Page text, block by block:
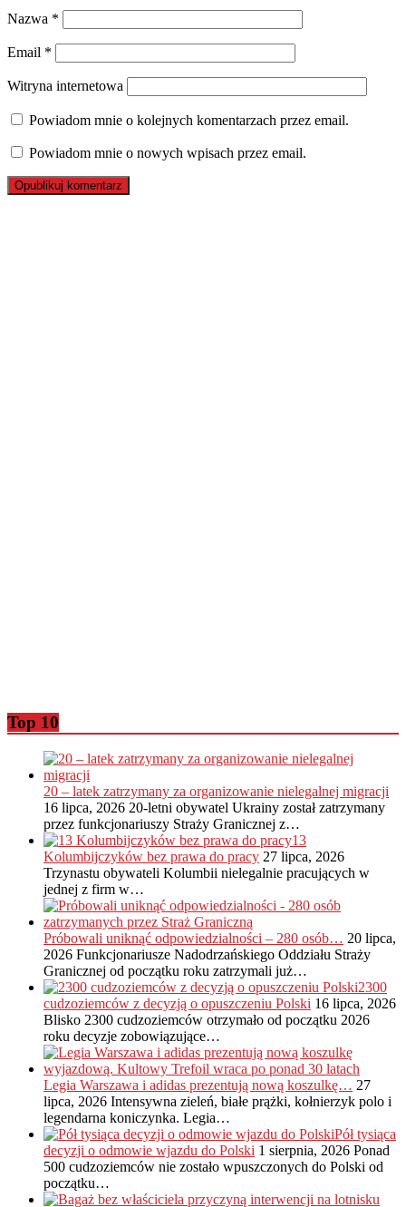
Nazwa *
Email *
Witryna internetowa
Powiadom mnie o kolejnych komentarzach przez email.
Powiadom mnie o nowych wpisach przez email.
Top 10
20 – latek zatrzymany za organizowanie nielegalnej migracji
16 lipca, 2026 20-letni obywatel Ukrainy został zatrzymany
przez funkcjonariuszy Straży Granicznej z…
13
Kolumbijczyków bez prawa do pracy 27 lipca, 2026
Trzynastu obywateli Kolumbii nielegalnie pracujących w
jednej z firm w…
Próbowali uniknąć odpowiedzialności – 280 osób… 20 lipca,
2026 Funkcjonariusze Nadodrzańskiego Oddziału Straży
Granicznej od początku roku zatrzymali już…
2300
cudzoziemców z decyzją o opuszczeniu Polski 16 lipca, 2026
Blisko 2300 cudzoziemców otrzymało od początku 2026
roku decyzje zobowiązujące…
Legia Warszawa i adidas prezentują nową koszulkę… 27
lipca, 2026 Intensywna zieleń, białe prążki, kołnierzyk polo i
legendarna koniczynka. Legia…
Pół tysiąca
decyzji o odmowie wjazdu do Polski 1 sierpnia, 2026 Ponad
500 cudzoziemców nie zostało wpuszczonych do Polski od
początku…